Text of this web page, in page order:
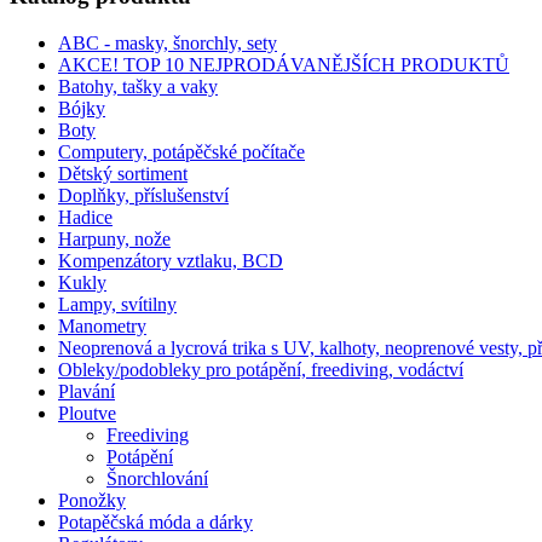
ABC - masky, šnorchly, sety
AKCE! TOP 10 NEJPRODÁVANĚJŠÍCH PRODUKTŮ
Batohy, tašky a vaky
Bójky
Boty
Computery, potápěčské počítače
Dětský sortiment
Doplňky, příslušenství
Hadice
Harpuny, nože
Kompenzátory vztlaku, BCD
Kukly
Lampy, svítilny
Manometry
Neoprenová a lycrová trika s UV, kalhoty, neoprenové vesty,
Obleky/podobleky pro potápění, freediving, vodáctví
Plavání
Ploutve
Freediving
Potápění
Šnorchlování
Ponožky
Potapěčská móda a dárky